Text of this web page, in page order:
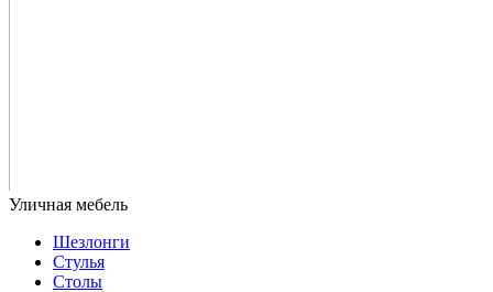
Шезлонги
Стулья
Столы